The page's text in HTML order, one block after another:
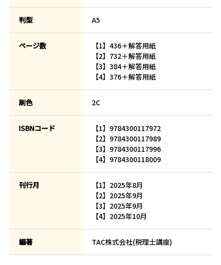
判型 A5
ページ数
【1】436＋解答用紙
【2】732＋解答用紙
【3】384＋解答用紙
【4】376＋解答用紙
刷色 2C
ISBNコード
【1】9784300117972
【2】9784300117989
【3】9784300117996
【4】9784300118009
刊行月
【1】2025年8月
【2】2025年9月
【3】2025年9月
【4】2025年10月
編著 TAC株式会社(税理士講座)